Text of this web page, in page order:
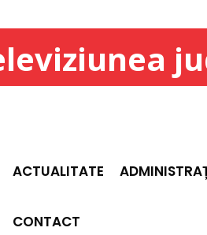
ACTUALITATE
CONTACT